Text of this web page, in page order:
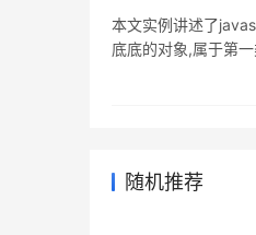
本文实例讲述了
底底的对象,属于第
随机推荐